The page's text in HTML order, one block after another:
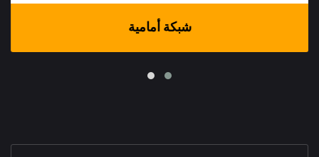
شبكة أمامية